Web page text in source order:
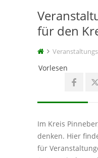
für den
Vorlesen
Im Kreis
denken. Hier
für